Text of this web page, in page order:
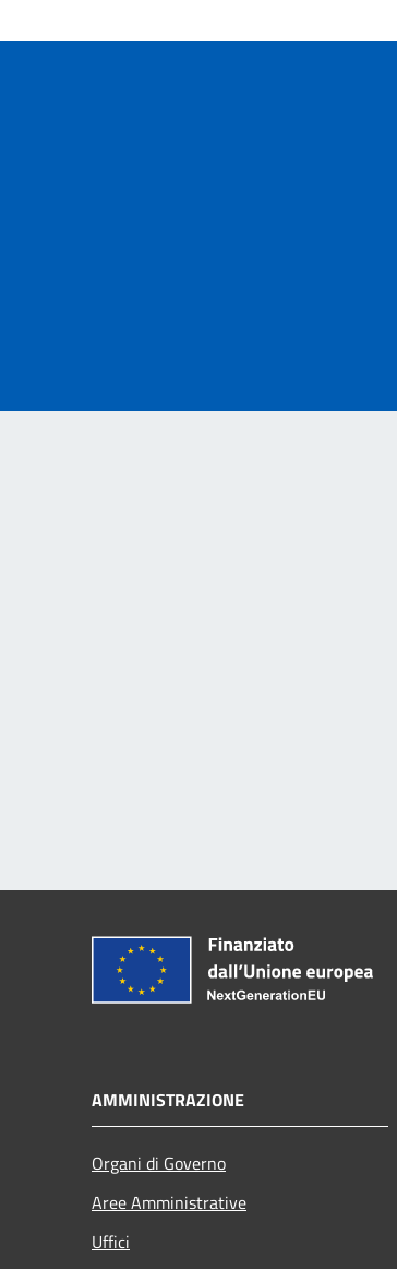
AMMINISTRAZIONE
Organi di Governo
Aree Amministrative
Uffici